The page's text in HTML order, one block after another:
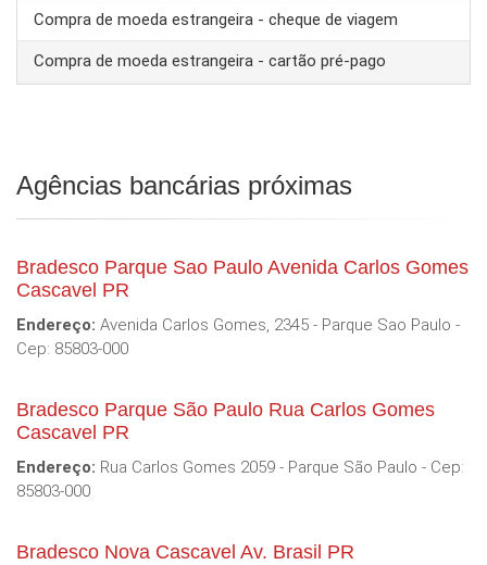
Compra de moeda estrangeira - cheque de viagem
Compra de moeda estrangeira - cartão pré-pago
Agências bancárias próximas
Bradesco Parque Sao Paulo Avenida Carlos Gomes
Cascavel PR
Endereço: Avenida Carlos Gomes, 2345 - Parque Sao Paulo -
Cep: 85803-000
Bradesco Parque São Paulo Rua Carlos Gomes
Cascavel PR
Endereço: Rua Carlos Gomes 2059 - Parque São Paulo - Cep:
85803-000
Bradesco Nova Cascavel Av. Brasil PR